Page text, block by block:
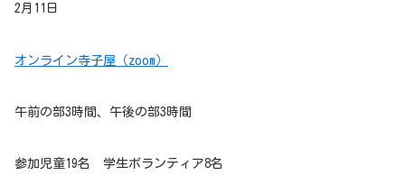
2月11日
オンライン寺子屋（zoom）
午前の部3時間、午後の部3時間
参加児童19名 学生ボランティア8名